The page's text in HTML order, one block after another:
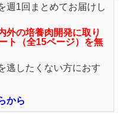
週1回まとめてお届けし
外の培養肉開発に取り
ト（全15ページ）を無
逃したくない方におす
から